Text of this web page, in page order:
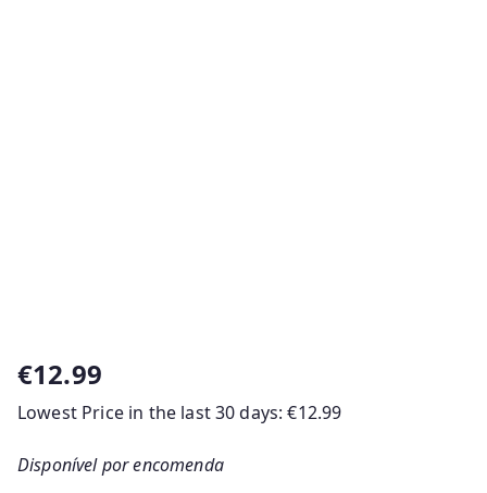
€12.99
Lowest Price in the last 30 days:€12.99
Disponível por encomenda